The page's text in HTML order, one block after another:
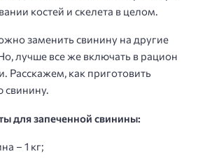
костей и скелета в целом.
заменить свинину на другие
лучше все же включать в рацион
Расскажем, как приготовить
свинину.
для запеченной свинины:
– 1 кг;